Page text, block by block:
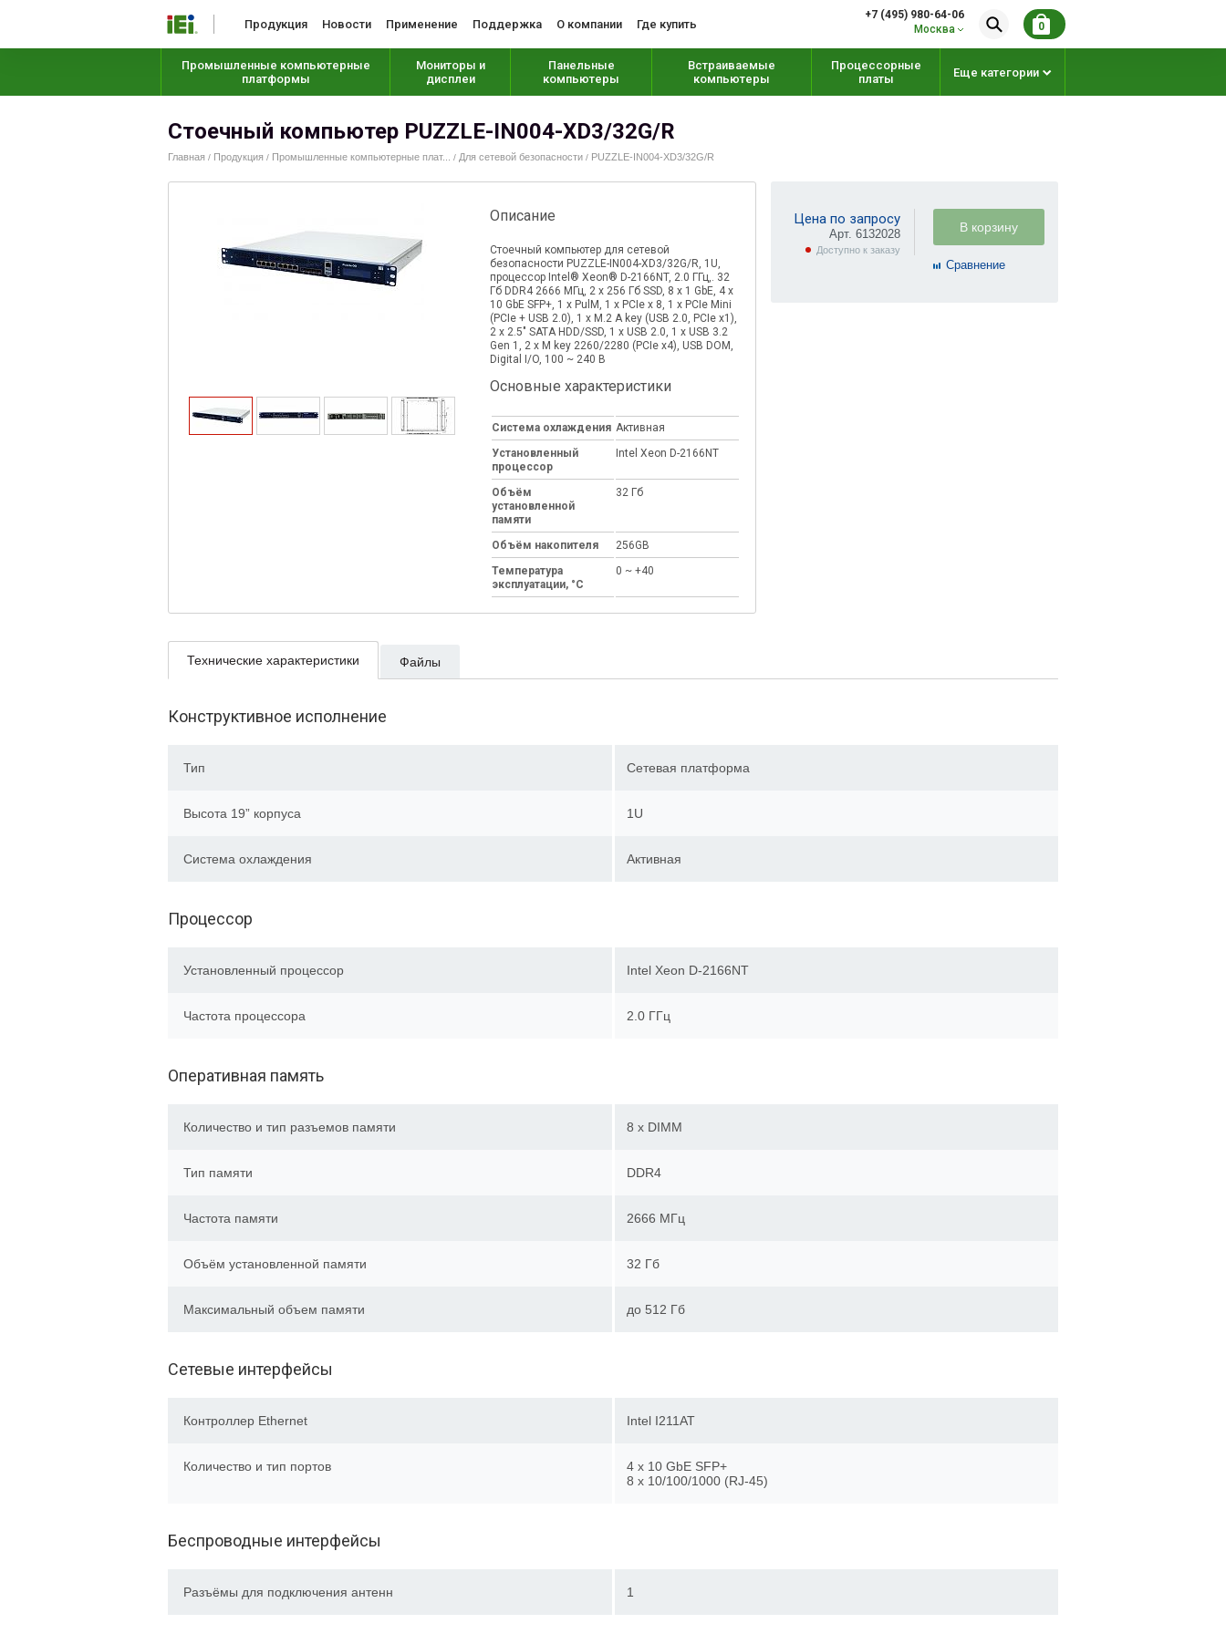
Продукция Новости Применение Поддержка О компании Где купить
+7 (495) 980-64-06
Москва
0
Промышленные компьютерные
платформы
Мониторы и
дисплеи
Панельные
компьютеры
Встраиваемые
компьютеры
Процессорные
платы
Еще категории
Стоечный компьютер PUZZLE-IN004-XD3/32G/R
Главная / Продукция / Промышленные компьютерные плат... / Для сетевой безопасности / PUZZLE-IN004-XD3/32G/R
Описание
Стоечный компьютер для сетевой
безопасности PUZZLE-IN004-XD3/32G/R, 1U,
процессор Intel® Xeon® D-2166NT, 2.0 ГГц,. 32
Гб DDR4 2666 МГц, 2 х 256 Гб SSD, 8 х 1 GbE, 4 x
10 GbE SFP+, 1 x PulM, 1 х PCIe х 8, 1 x PCIe Mini
(PCIe + USB 2.0), 1 x M.2 A key (USB 2.0, PCIe x1),
2 x 2.5" SATA HDD/SSD, 1 x USB 2.0, 1 x USB 3.2
Gen 1, 2 x M key 2260/2280 (PCIe x4), USB DOM,
Digital I/O, 100 ~ 240 В
Основные характеристики
Система охлаждения Активная
Установленный
процессор
Intel Xeon D-2166NT
Объём
установленной
памяти
32 Гб
Объём накопителя
256GB
Температура
эксплуатации, °C
0 ~ +40
Цена по запросу
Арт. 6132028
Доступно к заказу
В корзину
Cравнение
Технические характеристики Файлы
Конструктивное исполнение
Тип Сетевая платформа
Высота 19” корпуса 1U
Система охлаждения Активная
Процессор
Установленный процессор Intel Xeon D-2166NT
Частота процессора 2.0 ГГц
Оперативная память
Количество и тип разъемов памяти 8 x DIMM
Тип памяти DDR4
Частота памяти 2666 МГц
Объём установленной памяти 32 Гб
Максимальный объем памяти до 512 Гб
Сетевые интерфейсы
Контроллер Ethernet Intel I211AT
Количество и тип портов
4 x 10 GbE SFP+
8 x 10/100/1000 (RJ-45)
Беспроводные интерфейсы
Разъёмы для подключения антенн 1